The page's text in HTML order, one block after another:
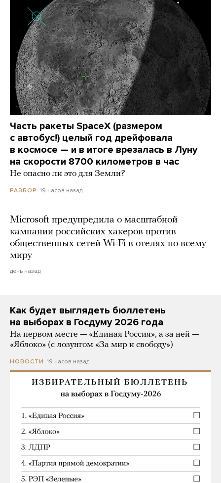
Часть ракеты SpaceX (размером
с автобус!) целый год дрейфовала
в космосе — и в итоге врезалась в Луну
на скорости 8700 километров в час
Не опасно ли это для Земли?
РАЗБОР 19 часов назад
Microsoft предупредила о масштабной
кампании российских хакеров против
общественных сетей Wi-Fi в отелях по всему
миру
день назад
Как будет выглядеть бюллетень
на выборах в Госдуму 2026 года
На первом месте — «Единая Россия», а за ней —
«Яблоко» (с лозунгом «За мир и свободу»)
НОВОСТИ 19 часов назад